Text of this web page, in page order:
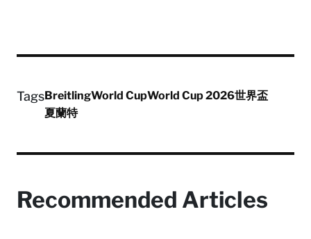
TagsBreitlingWorld CupWorld Cup 2026世界盃
夏蘭特
Recommended Articles